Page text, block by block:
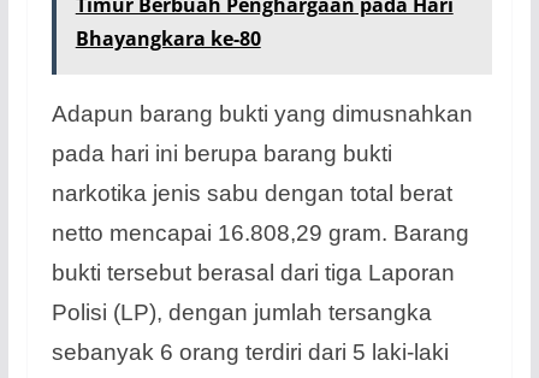
Timur Berbuah Penghargaan pada Hari
Bhayangkara ke-80
Adapun barang bukti yang dimusnahkan
pada hari ini berupa barang bukti
narkotika jenis sabu dengan total berat
netto mencapai 16.808,29 gram. Barang
bukti tersebut berasal dari tiga Laporan
Polisi (LP), dengan jumlah tersangka
sebanyak 6 orang terdiri dari 5 laki-laki